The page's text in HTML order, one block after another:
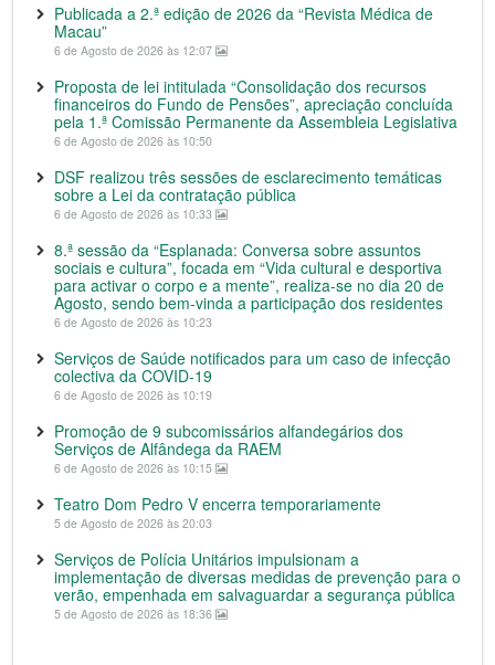
Publicada a 2.ª edição de 2026 da “Revista Médica de
Macau”
6 de Agosto de 2026 às 12:07
Proposta de lei intitulada “Consolidação dos recursos
financeiros do Fundo de Pensões”, apreciação concluída
pela 1.ª Comissão Permanente da Assembleia Legislativa
6 de Agosto de 2026 às 10:50
DSF realizou três sessões de esclarecimento temáticas
sobre a Lei da contratação pública
6 de Agosto de 2026 às 10:33
8.ª sessão da “Esplanada: Conversa sobre assuntos
sociais e cultura”, focada em “Vida cultural e desportiva
para activar o corpo e a mente”, realiza-se no dia 20 de
Agosto, sendo bem-vinda a participação dos residentes
6 de Agosto de 2026 às 10:23
Serviços de Saúde notificados para um caso de infecção
colectiva da COVID-19
6 de Agosto de 2026 às 10:19
Promoção de 9 subcomissários alfandegários dos
Serviços de Alfândega da RAEM
6 de Agosto de 2026 às 10:15
Teatro Dom Pedro V encerra temporariamente
5 de Agosto de 2026 às 20:03
Serviços de Polícia Unitários impulsionam a
implementação de diversas medidas de prevenção para o
verão, empenhada em salvaguardar a segurança pública
5 de Agosto de 2026 às 18:36